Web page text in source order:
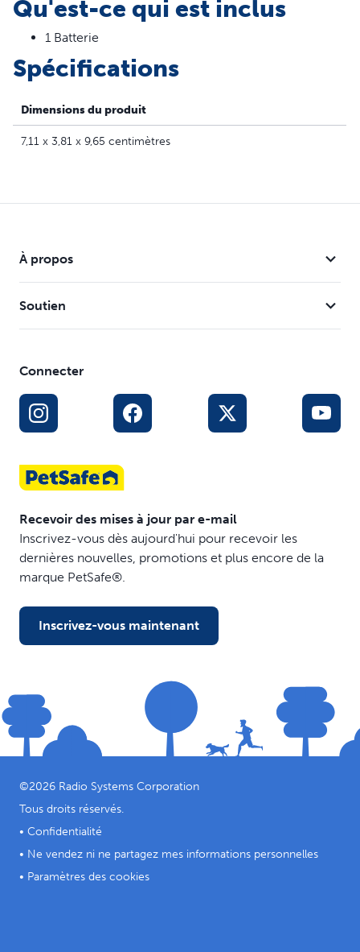
Qu'est-ce qui est inclus
1 Batterie
Spécifications
Dimensions du produit
7,11 x 3,81 x 9,65 centimètres
À propos
Soutien
Connecter
Recevoir des mises à jour par e-mail
Inscrivez-vous dès aujourd'hui pour recevoir les
dernières nouvelles, promotions et plus encore de la
marque PetSafe®.
Inscrivez-vous maintenant
©2026 Radio Systems Corporation
Tous droits réservés.
• Confidentialité
• Ne vendez ni ne partagez mes informations personnelles
• Paramètres des cookies